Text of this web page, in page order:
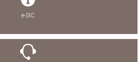
e-SIC